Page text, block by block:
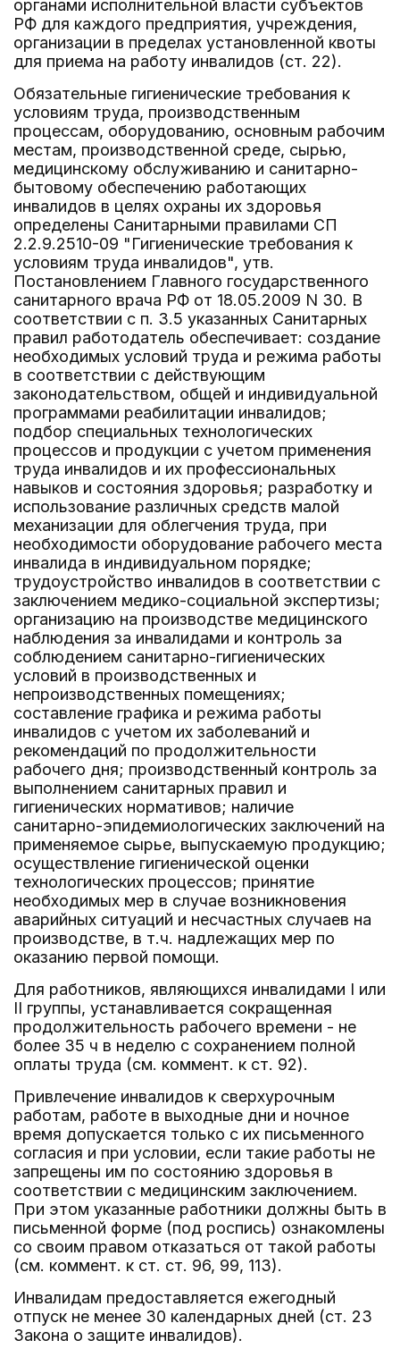
органами исполнительной власти субъектов
РФ для каждого предприятия, учреждения,
организации в пределах установленной квоты
для приема на работу инвалидов (ст. 22).
Обязательные гигиенические требования к
условиям труда, производственным
процессам, оборудованию, основным рабочим
местам, производственной среде, сырью,
медицинскому обслуживанию и санитарно-
бытовому обеспечению работающих
инвалидов в целях охраны их здоровья
определены Санитарными правилами СП
2.2.9.2510-09 "Гигиенические требования к
условиям труда инвалидов", утв.
Постановлением Главного государственного
санитарного врача РФ от 18.05.2009 N 30. В
соответствии с п. 3.5 указанных Санитарных
правил работодатель обеспечивает: создание
необходимых условий труда и режима работы
в соответствии с действующим
законодательством, общей и индивидуальной
программами реабилитации инвалидов;
подбор специальных технологических
процессов и продукции с учетом применения
труда инвалидов и их профессиональных
навыков и состояния здоровья; разработку и
использование различных средств малой
механизации для облегчения труда, при
необходимости оборудование рабочего места
инвалида в индивидуальном порядке;
трудоустройство инвалидов в соответствии с
заключением медико-социальной экспертизы;
организацию на производстве медицинского
наблюдения за инвалидами и контроль за
соблюдением санитарно-гигиенических
условий в производственных и
непроизводственных помещениях;
составление графика и режима работы
инвалидов с учетом их заболеваний и
рекомендаций по продолжительности
рабочего дня; производственный контроль за
выполнением санитарных правил и
гигиенических нормативов; наличие
санитарно-эпидемиологических заключений на
применяемое сырье, выпускаемую продукцию;
осуществление гигиенической оценки
технологических процессов; принятие
необходимых мер в случае возникновения
аварийных ситуаций и несчастных случаев на
производстве, в т.ч. надлежащих мер по
оказанию первой помощи.
Для работников, являющихся инвалидами I или
II группы, устанавливается сокращенная
продолжительность рабочего времени - не
более 35 ч в неделю с сохранением полной
оплаты труда (см. коммент. к ст. 92).
Привлечение инвалидов к сверхурочным
работам, работе в выходные дни и ночное
время допускается только с их письменного
согласия и при условии, если такие работы не
запрещены им по состоянию здоровья в
соответствии с медицинским заключением.
При этом указанные работники должны быть в
письменной форме (под роспись) ознакомлены
со своим правом отказаться от такой работы
(см. коммент. к ст. ст. 96, 99, 113).
Инвалидам предоставляется ежегодный
отпуск не менее 30 календарных дней (ст. 23
Закона о защите инвалидов).